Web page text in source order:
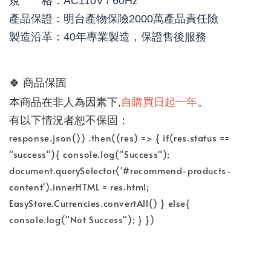
產品保證：明台產物保險2000萬產品責任險
製造沿革：40年專業製造，保證售後服務
🍀 商品保固
本商品在非人為因素下,自購買日起一年。
有以下情況者恕不保固：
response.json()) .then((res) => { if(res.status ==
"success"){ console.log("Success");
document.querySelector('#recommend-products-
content').innerHTML = res.html;
EasyStore.Currencies.convertAll() } else{
console.log("Not Success"); } })